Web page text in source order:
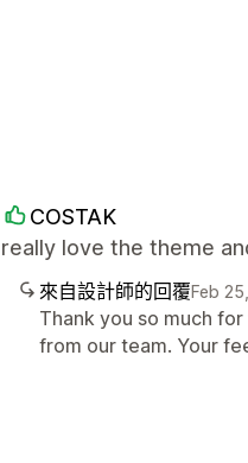
COSTAK
really love the theme
來自設計師的回覆Feb
Thank you so much
from our team. Your